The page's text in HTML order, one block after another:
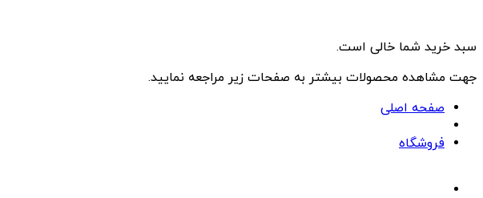
سبد خرید شما خالی است.
جهت مشاهده محصولات بیشتر به صفحات زیر مراجعه نمایید.
صفحه اصلی
فروشگاه